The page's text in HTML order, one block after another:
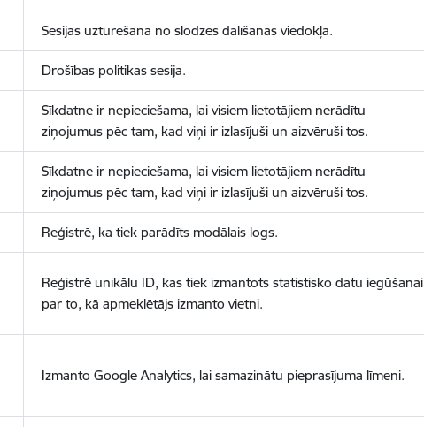
Sesijas uzturēšana no slodzes dalīšanas viedokļa.
Drošības politikas sesija.
Sīkdatne ir nepieciešama, lai visiem lietotājiem nerādītu
ziņojumus pēc tam, kad viņi ir izlasījuši un aizvēruši tos.
Sīkdatne ir nepieciešama, lai visiem lietotājiem nerādītu
ziņojumus pēc tam, kad viņi ir izlasījuši un aizvēruši tos.
Reģistrē, ka tiek parādīts modālais logs.
Reģistrē unikālu ID, kas tiek izmantots statistisko datu iegūšanai
par to, kā apmeklētājs izmanto vietni.
Izmanto Google Analytics, lai samazinātu pieprasījuma līmeni.